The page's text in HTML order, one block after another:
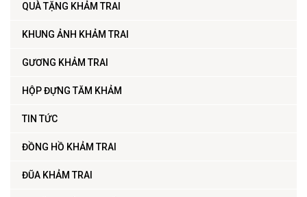
QUÀ TẶNG KHẢM TRAI
KHUNG ẢNH KHẢM TRAI
GƯƠNG KHẢM TRAI
HỘP ĐỰNG TĂM KHẢM
TIN TỨC
ĐỒNG HỒ KHẢM TRAI
ĐŨA KHẢM TRAI